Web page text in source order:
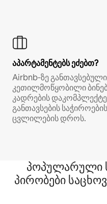
აპარტამენტებს ეძებთ?
Airbnb‑ზე
კეთილმოწყობილი
კადრების
განთავსების
ცვლილების დროს.
პოპულარული
პირობები